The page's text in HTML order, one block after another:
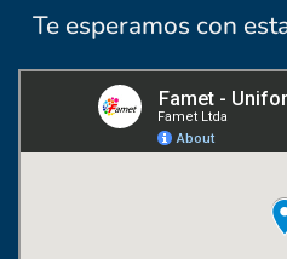
Te esperamos con